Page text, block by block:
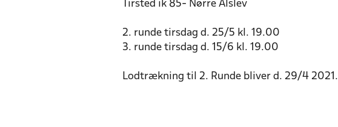
Tirsted ik 85- Nørre Alslev
2. runde tirsdag d. 25/5 kl. 19.00
3. runde tirsdag d. 15/6 kl. 19.00
Lodtrækning til 2. Runde bliver d. 29/4 2021.